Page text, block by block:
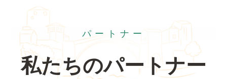
パートナー
私たちのパートナー